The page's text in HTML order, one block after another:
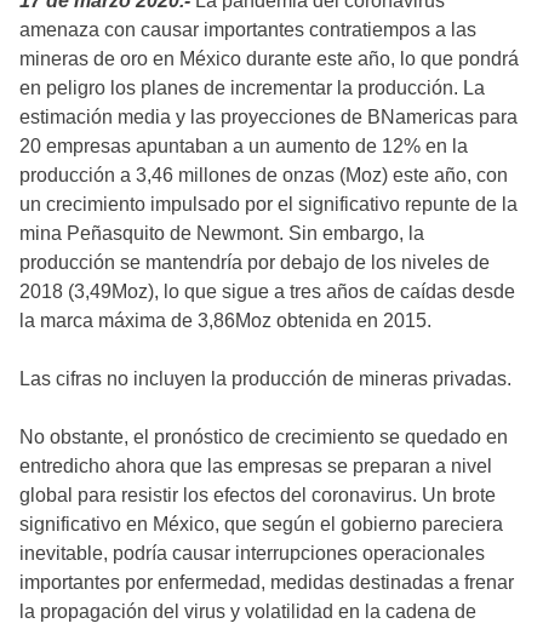
amenaza con causar importantes contratiempos a las
mineras de oro en México durante este año, lo que pondrá
en peligro los planes de incrementar la producción. La
estimación media y las proyecciones de BNamericas para
20 empresas apuntaban a un aumento de 12% en la
producción a 3,46 millones de onzas (Moz) este año, con
un crecimiento impulsado por el significativo repunte de la
mina Peñasquito de Newmont. Sin embargo, la
producción se mantendría por debajo de los niveles de
2018 (3,49Moz), lo que sigue a tres años de caídas desde
la marca máxima de 3,86Moz obtenida en 2015.
Las cifras no incluyen la producción de mineras privadas.
No obstante, el pronóstico de crecimiento se quedado en
entredicho ahora que las empresas se preparan a nivel
global para resistir los efectos del coronavirus. Un brote
significativo en México, que según el gobierno pareciera
inevitable, podría causar interrupciones operacionales
importantes por enfermedad, medidas destinadas a frenar
la propagación del virus y volatilidad en la cadena de